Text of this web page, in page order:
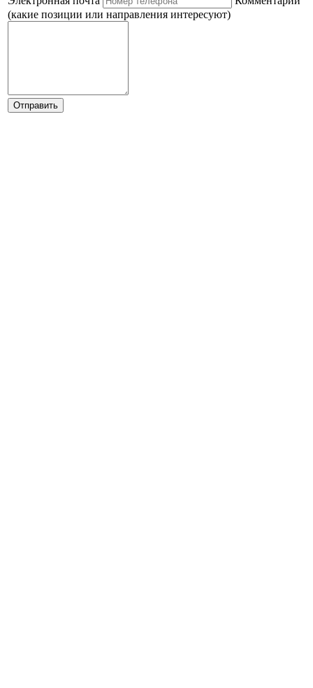
(какие позиции или направления интересуют)
Отправить